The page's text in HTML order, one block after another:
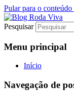
Pular para o
Blog
Jornalismo
verdade
Pesquisar
Menu principal
Início
Navegação de